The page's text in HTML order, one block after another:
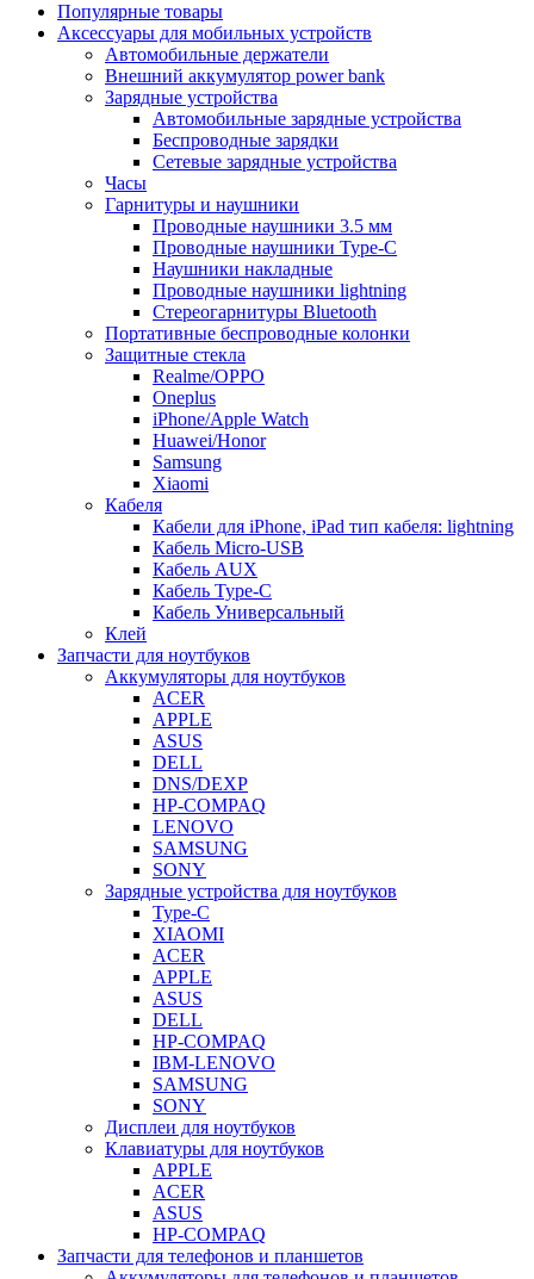
Популярные товары
Аксессуары для мобильных устройств
Автомобильные держатели
Внешний аккумулятор power bank
Зарядные устройства
Автомобильные зарядные устройства
Беспроводные зарядки
Сетевые зарядные устройства
Часы
Гарнитуры и наушники
Проводные наушники 3.5 мм
Проводные наушники Type-C
Наушники накладные
Проводные наушники lightning
Стереогарнитуры Bluetooth
Портативные беспроводные колонки
Защитные стекла
Realme/OPPO
Oneplus
iPhone/Apple Watch
Huawei/Honor
Samsung
Xiaomi
Кабеля
Кабели для iPhone, iPad тип кабеля: lightning
Кабель Micro-USB
Кабель AUX
Кабель Type-C
Кабель Универсальный
Клей
Запчасти для ноутбуков
Аккумуляторы для ноутбуков
ACER
APPLE
ASUS
DELL
DNS/DEXP
HP-COMPAQ
LENOVO
SAMSUNG
SONY
Зарядные устройства для ноутбуков
Type-C
XIAOMI
ACER
APPLE
ASUS
DELL
HP-COMPAQ
IBM-LENOVO
SAMSUNG
SONY
Дисплеи для ноутбуков
Клавиатуры для ноутбуков
APPLE
ACER
ASUS
HP-COMPAQ
Запчасти для телефонов и планшетов